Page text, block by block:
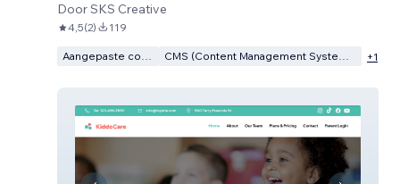
DoorSKS Creative
4,5(2) 119
Aangepaste code CMS (Content Management Systeem) +1